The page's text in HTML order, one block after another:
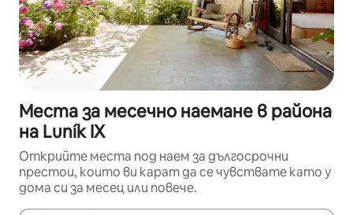
Места за месечно наемане в района
на Luník IX
Открийте места под наем за дългосрочни
престои, които ви карат да се чувствате като у
дома си за месец или повече.